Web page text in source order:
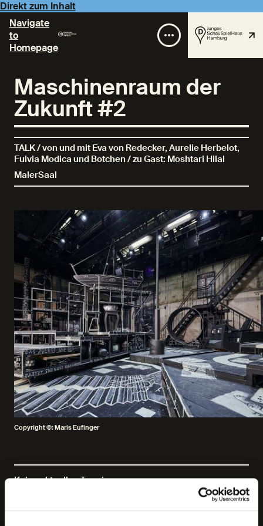
Direkt zum Inhalt
Navigate
to
Homepage
Maschinenraum der
Zukunft #2
TALK / von und mit Eva von Redecker, Aurelie Herbelot,
Fulvia Modica und Botchen / zu Gast: Moshtari Hilal
MalerSaal
Copyright ©: Maris Eufinger
Keine aktuellen Termine